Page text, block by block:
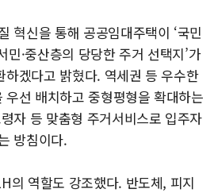
혁신을 통해 공공임대주택이 ‘국민
민·중산층의 당당한 주거 선택지’가
하겠다고 밝혔다. 역세권 등 우수한
우선 배치하고 중형평형을 확대하는
자 등 맞춤형 주거서비스로 입주자
방침이다.
의 역할도 강조했다. 반도체, 피지